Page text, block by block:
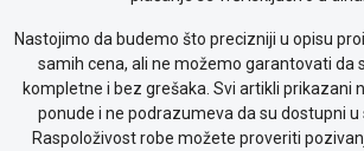
Nastojimo da budemo što precizniji u opisu
samih cena, ali ne možemo garantovati da
kompletne i bez grešaka. Svi artikli prikazani
ponude i ne podrazumeva da su dostupni u
Raspoloživost robe možete proveriti